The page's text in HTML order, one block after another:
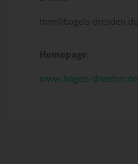
tom@bagels-dresden.de
Homepage:
www.bagels-dresden.de